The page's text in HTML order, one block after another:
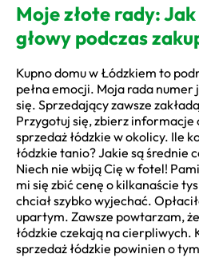
Moje złote rady:
głowy podczas
Kupno domu w Łódzkiem to
pełna emocji. Moja rada numer
się. Sprzedający zawsze
Przygotuj się, zbierz informacje
sprzedaż łódzkie w okolicy. Ile
łódzkie tanio? Jakie są średnie
Niech nie wbiją Cię w fotel!
mi się zbić cenę o kilkanaście
chciał szybko wyjechać.
upartym. Zawsze powtarzam,
łódzkie czekają na cierpliwych.
sprzedaż łódzkie powinien o